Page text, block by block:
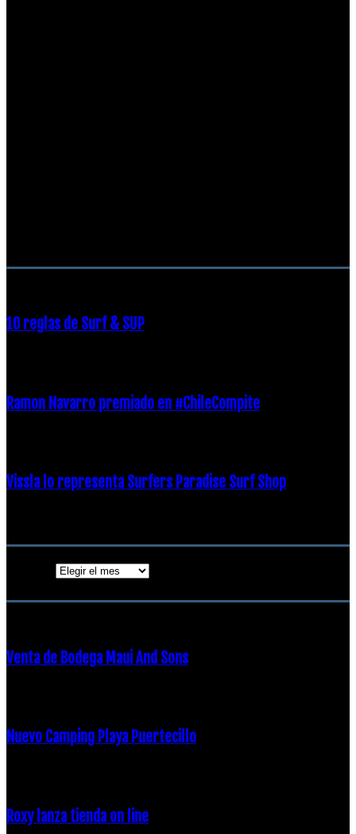
10 reglas de Surf & SUP
Ramon Navarro premiado en #ChileCompite
Vissla lo representa Surfers Paradise Surf Shop
Venta de Bodega Maui And Sons
Nuevo Camping Playa Puertecillo
Roxy lanza tienda on line